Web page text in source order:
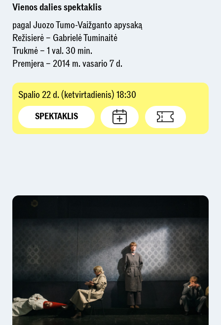
Vienos dalies spektaklis
pagal Juozo Tumo-Vaižganto apysaką
Režisierė – Gabrielė Tuminaitė
Trukmė – 1 val. 30 min.
Premjera – 2014 m. vasario 7 d.
Spalio 22 d. (ketvirtadienis) 18:30
SPEKTAKLIS